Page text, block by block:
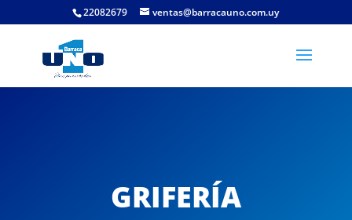
22082679 ventas@barracauno.com.uy
GRIFERÍA